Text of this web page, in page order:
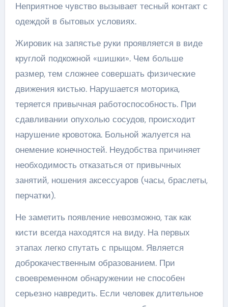
Неприятное чувство вызывает тесный контакт с
одеждой в бытовых условиях.
Жировик на запястье руки проявляется в виде
круглой подкожной «шишки». Чем больше
размер, тем сложнее совершать физические
движения кистью. Нарушается моторика,
теряется привычная работоспособность. При
сдавливании опухолью сосудов, происходит
нарушение кровотока. Больной жалуется на
онемение конечностей. Неудобства причиняет
необходимость отказаться от привычных
занятий, ношения аксессуаров (часы, браслеты,
перчатки).
Не заметить появление невозможно, так как
кисти всегда находятся на виду. На первых
этапах легко спутать с прыщом. Является
доброкачественным образованием. При
своевременном обнаружении не способен
серьезно навредить. Если человек длительное